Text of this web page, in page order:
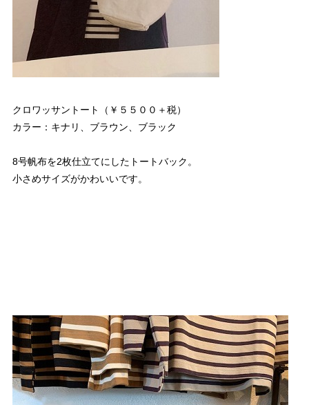
クロワッサントート（￥５５００＋税）
カラー：キナリ、ブラウン、ブラック
8号帆布を2枚仕立てにしたトートバック。
小さめサイズがかわいいです。